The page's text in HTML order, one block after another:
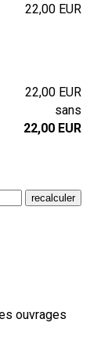
22,00 EUR
22,00 EUR
sans
22,00 EUR
ouvrages